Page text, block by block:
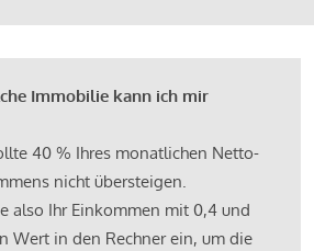
Immobilie kann ich mir
40 % Ihres monatlichen Netto-
nicht übersteigen.
also Ihr Einkommen mit 0,4 und
Wert in den Rechner ein, um die